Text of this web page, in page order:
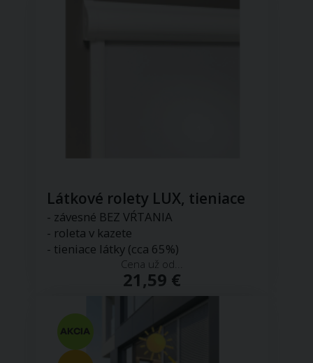
Látkové rolety LUX, tieniace
- závesné BEZ VŔTANIA
- roleta v kazete
- tieniace látky (cca 65%)
Cena už od...
21,59 €